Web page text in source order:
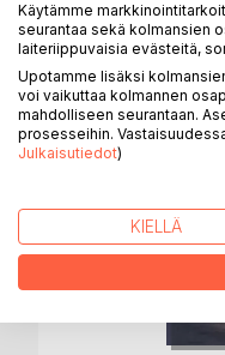
LISÄÄ
Käytämme
seurantaa sekä kolmansien
laiteriippuvaisia evästeitä,
Upotamme lisäksi
voi vaikuttaa kolmannen
mahdolliseen seurantaan.
prosesseihin.
Julkaisutiedot)
KIELLÄ